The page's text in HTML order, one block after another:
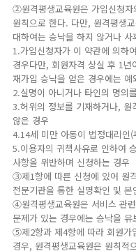
②원격평생교육원은 가입신청
원칙으로 한다. 다만, 원격평생
대하여는 승낙을 하지 않거나
1.가입신청자가 이 약관에 의하
경우다만, 회원자격 상실 후 1
재가입 승낙을 얻은 경우에는 예
2.실명이 아니거나 타인의 명의
3.허위의 정보를 기재하거나, 원
않은 경우
4.14세 미만 아동이 법정대리인
5.이용자의 귀책사유로 인하여
사항을 위반하며 신청하는 경우
③제1항에 따른 신청에 있어 원
전문기관을 통한 실명확인 및
④원격평생교육원은 서비스 관
문제가 있는 경우에는 승낙을 유
⑤제2항과 제4항에 따라 회원가
경우, 원격평생교육원은 원칙적